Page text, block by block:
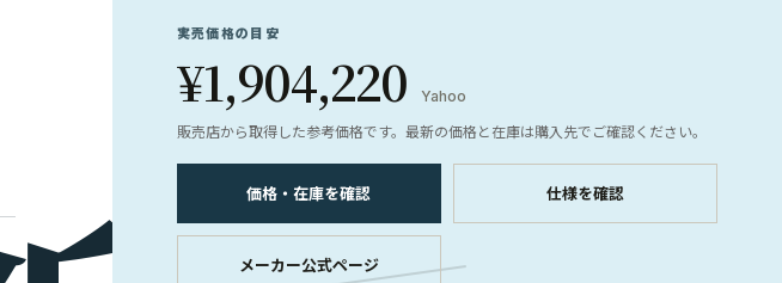
実売価格の目安
¥1,904,220
Yahoo
販売店から取得した参考価格です。最新の価格と在庫は購入先でご確認ください。
価格・在庫を確認 仕様を確認
メーカー公式ページ